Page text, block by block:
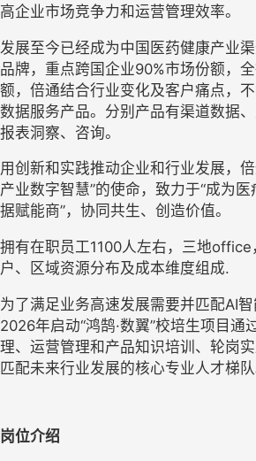
高企业市场竞争力和运营管理效率。
发展至今已经成为中国医药健康产业
品牌，重点跨国企业90%市场份额，
额，倍通结合行业变化及客户痛点，
数据服务产品。分别产品有渠道数据、
报表洞察、咨询。
用创新和实践推动企业和行业发展，
产业数字智慧”的使命，致力于“成为
据赋能商”，协同共生、创造价值。
拥有在职员工1100人左右，三地office
户、区域资源分布及成本维度组成.
为了满足业务高速发展需要并匹配AI智
2026年启动“鸿鹄·数翼”校培生项目通
理、运营管理和产品知识培训、轮岗
匹配未来行业发展的核心专业人才梯队
岗位介绍